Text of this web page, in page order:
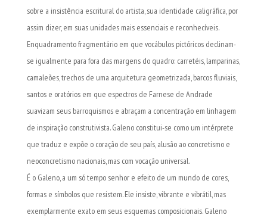
sobre a insistência escritural do artista, sua identidade caligráfica, por
assim dizer, em suas unidades mais essenciais e reconhecíveis.
Enquadramento fragmentário em que vocábulos pictóricos declinam-
se igualmente para fora das margens do quadro: carretéis, lamparinas,
camaleões, trechos de uma arquitetura geometrizada, barcos fluviais,
santos e oratórios em que espectros de Farnese de Andrade
suavizam seus barroquismos e abraçam a concentração em linhagem
de inspiração construtivista. Galeno constitui-se como um intérprete
que traduz e expõe o coração de seu país, alusão ao concretismo e
neoconcretismo nacionais, mas com vocação universal.
É o Galeno, a um só tempo senhor e efeito de um mundo de cores,
formas e símbolos que resistem. Ele insiste, vibrante e vibrátil, mas
exemplarmente exato em seus esquemas composicionais. Galeno